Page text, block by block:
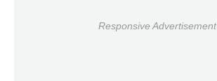
Responsive Advertisement